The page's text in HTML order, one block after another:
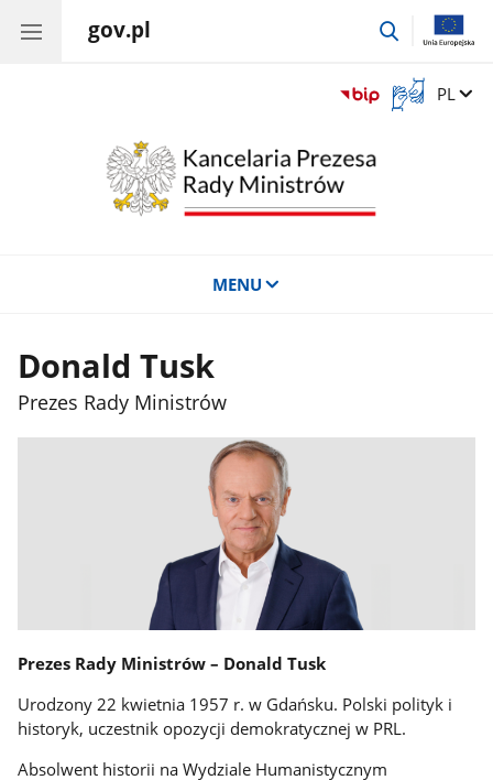
gov.pl
przejdź
Otwórz
okno
Zmień
PL
MENU
Donald Tusk
Prezes Rady Ministrów
Prezes Rady Ministrów – Donald Tusk
Urodzony 22 kwietnia 1957 r. w Gdańsku. Polski polityk i
historyk, uczestnik opozycji demokratycznej w PRL.
Absolwent historii na Wydziale Humanistycznym